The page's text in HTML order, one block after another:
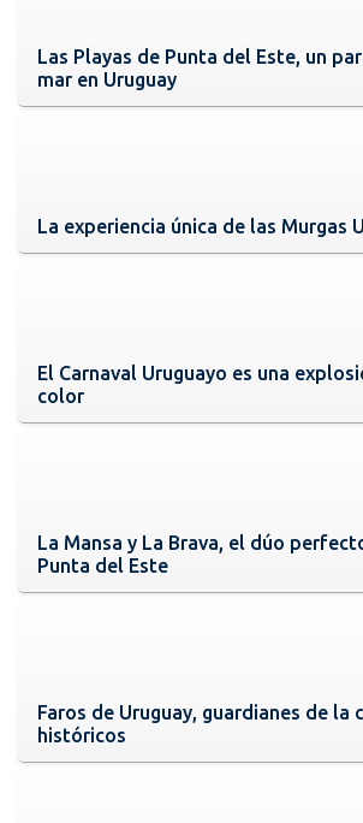
Las Playas de Punta del Este, un
mar en Uruguay
La experiencia única de las Murgas
El Carnaval Uruguayo es una
color
La Mansa y La Brava, el dúo
Punta del Este
Faros de Uruguay, guardianes de la
históricos